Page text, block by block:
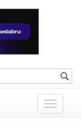
Показать
меню